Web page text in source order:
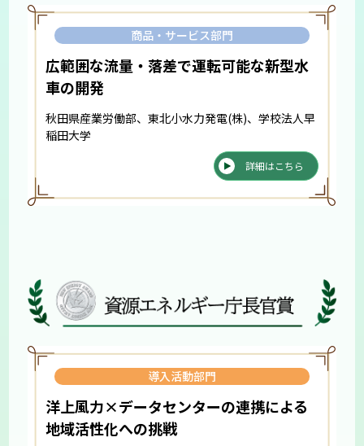
商品・サービス部門
広範囲な流量・落差で運転可能な新型水
車の開発
秋田県産業労働部、東北小水力発電(株)、学校法人早
稲田大学
詳細はこちら
導入活動部門
洋上風力×データセンターの連携による
地域活性化への挑戦